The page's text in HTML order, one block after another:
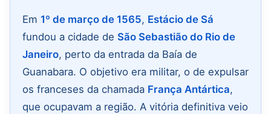
Em 1º de março de 1565, Estácio de Sá
fundou a cidade de São Sebastião do Rio de
Janeiro, perto da entrada da Baía de
Guanabara. O objetivo era militar, o de expulsar
os franceses da chamada França Antártica,
que ocupavam a região. A vitória definitiva veio